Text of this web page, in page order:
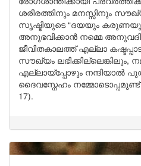
ശരീരത്തിനും മനസ്സിനും
സൃഷ്ടിയുടെ “ദയയും
അനുഭവിക്കാൻ നമ്മെ
ജീവിതകാലത്ത് എല്ലാ
സൗഖ്യം
എല്ലായ്പ്പോഴും നന്ദിയാൽ
ദൈവസ്നേഹം നമ്മോടൊപ്പമുണ്ട്
17).